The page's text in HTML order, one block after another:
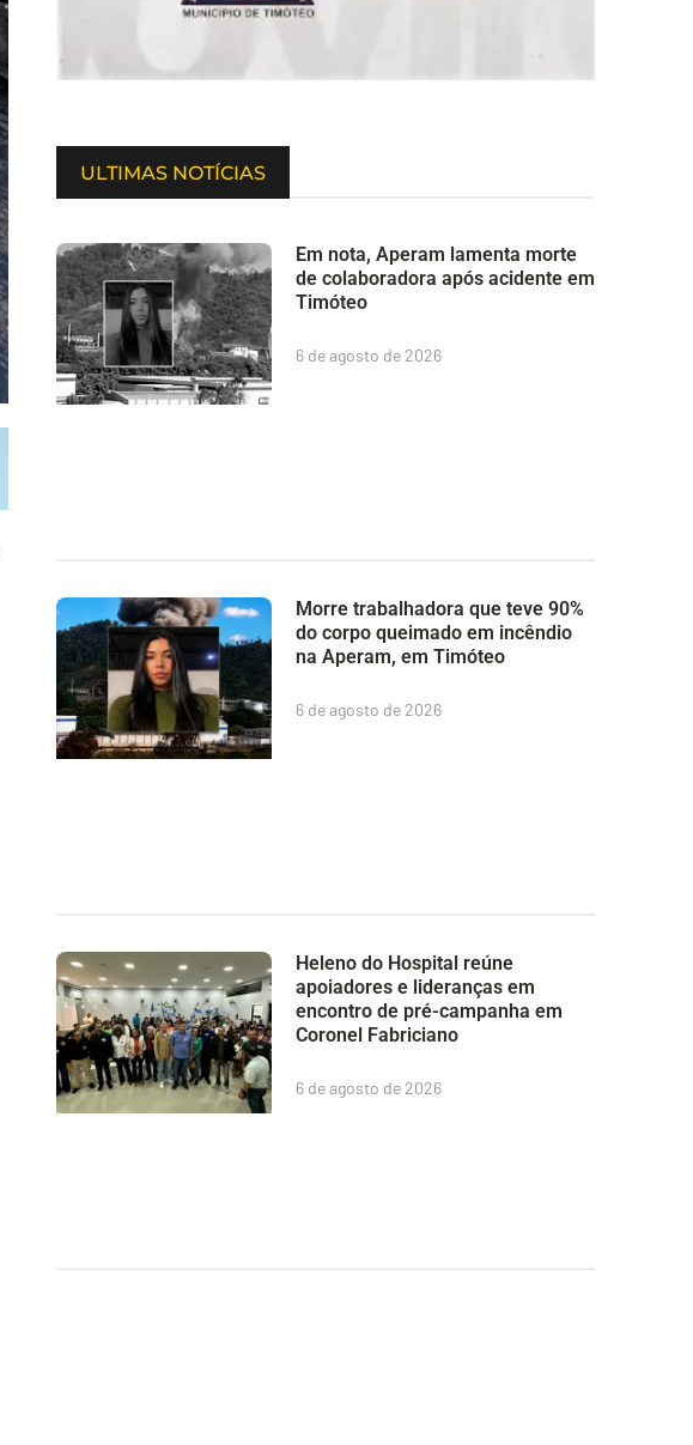
ULTIMAS NOTÍCIAS
Em nota, Aperam lamenta morte
de colaboradora após acidente em
Timóteo
6 de agosto de 2026
Morre trabalhadora que teve 90%
do corpo queimado em incêndio
na Aperam, em Timóteo
6 de agosto de 2026
Heleno do Hospital reúne
apoiadores e lideranças em
encontro de pré-campanha em
Coronel Fabriciano
6 de agosto de 2026